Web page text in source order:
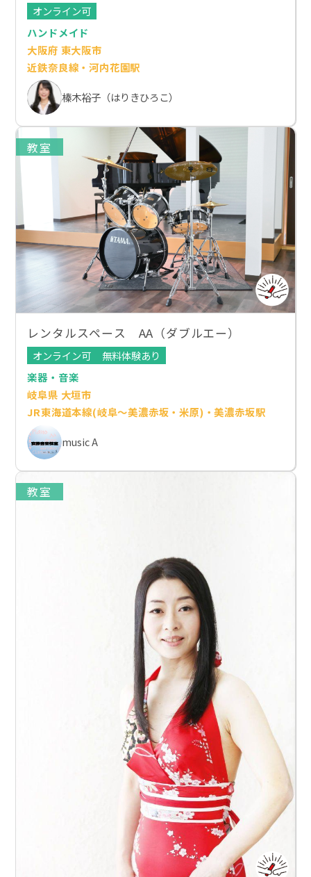
オンライン可
ハンドメイド
大阪府 東大阪市
近鉄奈良線・河内花園駅
榛木裕子（はりきひろこ）
教室
レンタルスペース AA（ダブルエー）
オンライン可
無料体験あり
楽器・音楽
岐阜県 大垣市
JR東海道本線(岐阜～美濃赤坂・米原)・美濃赤坂駅
music A
教室